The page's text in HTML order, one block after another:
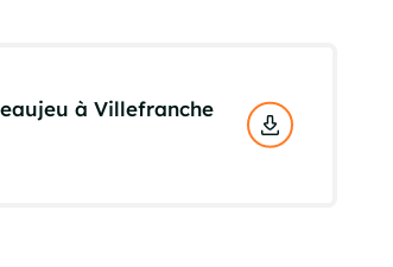
à Villefranche